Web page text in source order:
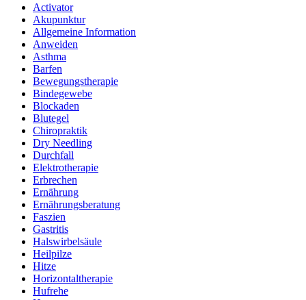
Activator
Akupunktur
Allgemeine Information
Anweiden
Asthma
Barfen
Bewegungstherapie
Bindegewebe
Blockaden
Blutegel
Chiropraktik
Dry Needling
Durchfall
Elektrotherapie
Erbrechen
Ernährung
Ernährungsberatung
Faszien
Gastritis
Halswirbelsäule
Heilpilze
Hitze
Horizontaltherapie
Hufrehe